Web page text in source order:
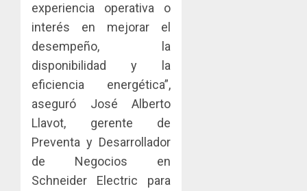
experiencia operativa o
interés en mejorar el
desempeño, la
disponibilidad y la
eficiencia energética”,
aseguró José Alberto
Llavot, gerente de
Preventa y Desarrollador
de Negocios en
Schneider Electric para